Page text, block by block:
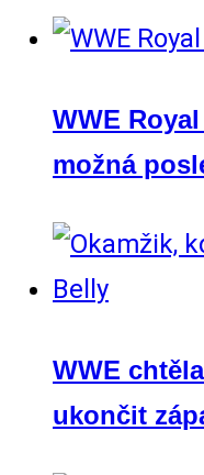
WWE
možná
WWE
ukončit